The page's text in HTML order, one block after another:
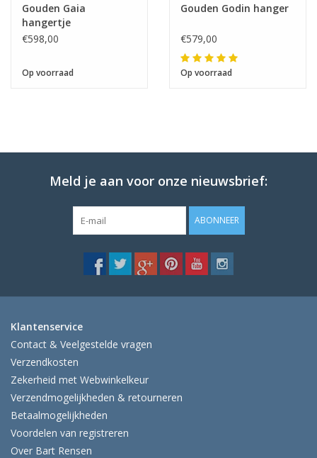
Gouden Gaia
hangertje
€598,00
Op voorraad
Gouden Godin hanger
€579,00
Op voorraad
Meld je aan voor onze nieuwsbrief:
ABONNEER
Klantenservice
Contact & Veelgestelde vragen
Verzendkosten
Zekerheid met Webwinkelkeur
Verzendmogelijkheden & retourneren
Betaalmogelijkheden
Voordelen van registreren
Over Bart Rensen